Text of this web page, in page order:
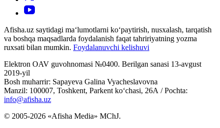
Afisha.uz saytidagi ma‘lumotlarni ko‘paytirish, nusxalash, tarqatish
va boshqa maqsadlarda foydalanish faqat tahririyatning yozma
ruxsati bilan mumkin. Foydalanuvchi kelishuvi
Elektron OAV guvohnomasi №0400. Berilgan sanasi 13-avgust
2019-yil
Bosh muharrir: Sapayeva Galina Vyacheslavovna
Manzil: 100007, Toshkent, Parkent ko‘chasi, 26А / Pochta:
info@afisha.uz
© 2005-2026 «Afisha Media» MChJ.